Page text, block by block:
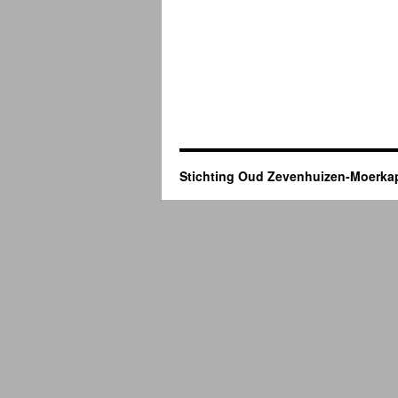
Stichting Oud Zevenhuizen-